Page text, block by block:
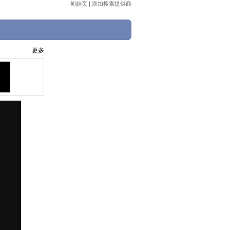
初始页 | 添加搜索提供商
更多